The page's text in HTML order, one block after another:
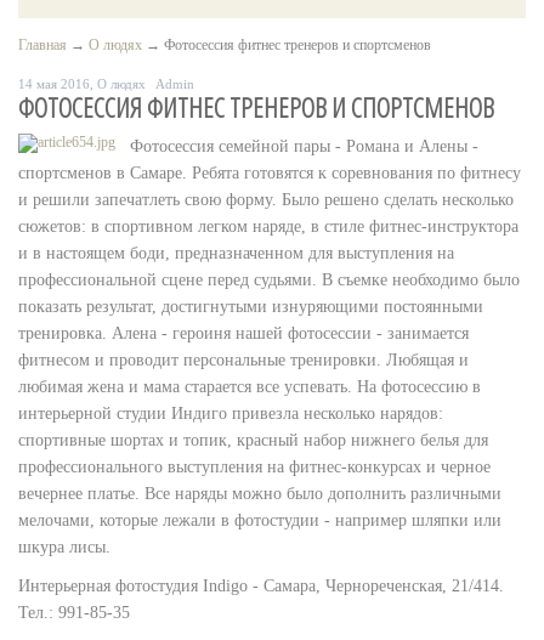
Главная → О людях → Фотосессия фитнес тренеров и спортсменов
14 мая 2016, О людях Admin
ФОТОСЕССИЯ ФИТНЕС ТРЕНЕРОВ И СПОРТСМЕНОВ
Фотосессия семейной пары - Романа и Алены -
спортсменов в Самаре. Ребята готовятся к соревнования по фитнесу
и решили запечатлеть свою форму. Было решено сделать несколько
сюжетов: в спортивном легком наряде, в стиле фитнес-инструктора
и в настоящем боди, предназначенном для выступления на
профессиональной сцене перед судьями. В съемке необходимо было
показать результат, достигнутыми изнуряющими постоянными
тренировка. Алена - героиня нашей фотосессии - занимается
фитнесом и проводит персональные тренировки. Любящая и
любимая жена и мама старается все успевать. На фотосессию в
интерьерной студии Индиго привезла несколько нарядов:
спортивные шортах и топик, красный набор нижнего белья для
профессионального выступления на фитнес-конкурсах и черное
вечернее платье. Все наряды можно было дополнить различными
мелочами, которые лежали в фотостудии - например шляпки или
шкура лисы.
Интерьерная фотостудия Indigo - Самара, Чернореченская, 21/414.
Тел.: 991-85-35